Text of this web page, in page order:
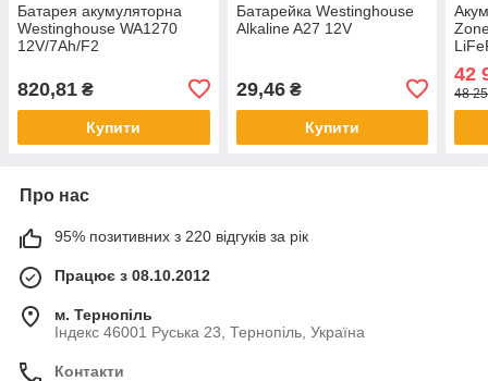
Батарея акумуляторна
Westinghouse WA1270
12V/7Ah/F2
820,81 ₴
Купити
Батарейка Westinghouse
Alkaline A27 12V
29,46₴
Купити
42
48
Про нас
95% позитивних з 220 відгуків за рік
Працює з 08.10.2012
м. Тернопіль
Індекс 46001 Руська 23, Тернопіль, Україна
Контакти